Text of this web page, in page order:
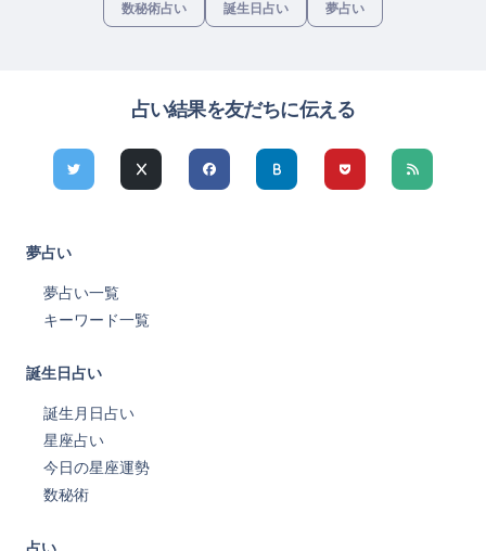
数秘術占い 誕生日占い 夢占い
占い結果を友だちに伝える
夢占い
夢占い一覧
キーワード一覧
誕生日占い
誕生月日占い
星座占い
今日の星座運勢
数秘術